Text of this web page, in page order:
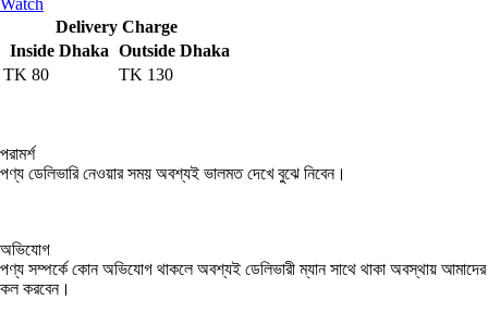
Watch
Delivery Charge
Inside Dhaka Outside Dhaka
TK 80 TK 130
পরামর্শ
পণ্য ডেলিভারি নেওয়ার সময় অবশ্যই ভালমত দেখে বুঝে নিবেন।
অভিযোগ
পণ্য সম্পর্কে কোন অভিযোগ থাকলে অবশ্যই ডেলিভারী ম্যান সাথে থাকা অবস্থায় আমাদের
কল করবেন।